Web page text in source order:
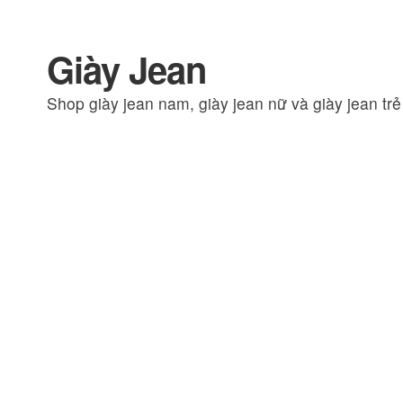
Đi
đến
Điều
Chuyển
đến
nội
Giày Jean
Shop giày jean nam, giày jean nữ và giày jean